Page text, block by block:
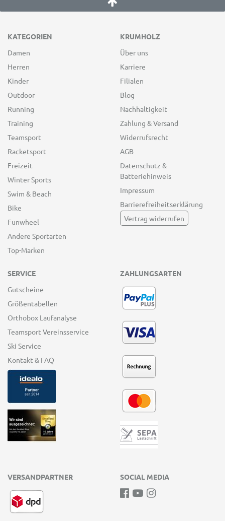
KATEGORIEN
Damen
Herren
Kinder
Outdoor
Running
Training
Teamsport
Racketsport
Freizeit
Winter Sports
Swim & Beach
Bike
Funwheel
Andere Sportarten
Top-Marken
KRUMHOLZ
Über uns
Karriere
Filialen
Blog
Nachhaltigkeit
Zahlung & Versand
Widerrufsrecht
AGB
Datenschutz &
Batteriehinweis
Impressum
Barrierefreiheitserklärung
Vertrag widerrufen
SERVICE
Gutscheine
Größentabellen
Orthobox Laufanalyse
Teamsport Vereinsservice
Ski Service
Kontakt & FAQ
ZAHLUNGSARTEN
VERSANDPARTNER SOCIAL MEDIA